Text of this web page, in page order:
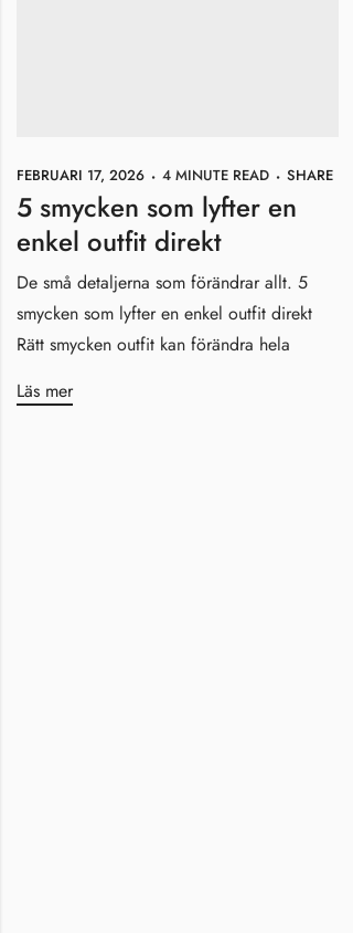
FEBRUARI 17, 2026 4 MINUTE READ SHARE
5 smycken som lyfter en
enkel outfit direkt
De små detaljerna som förändrar allt. 5
smycken som lyfter en enkel outfit direkt
Rätt smycken outfit kan förändra hela
Läs mer